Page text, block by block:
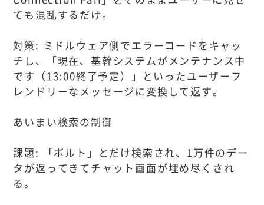
ても混乱するだけ。
対策: ミドルウェア側でエラーコードをキャッ
チし、「現在、基幹システムがメンテナンス中
です（13:00終了予定）」といったユーザーフ
レンドリーなメッセージに変換して返す。
あいまい検索の制御
課題: 「ボルト」とだけ検索され、1万件のデー
タが返ってきてチャット画面が埋め尽くされ
る。